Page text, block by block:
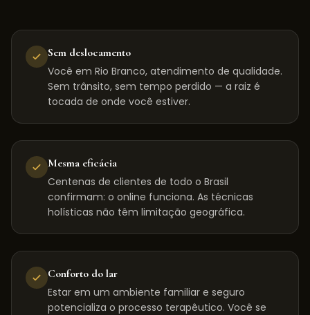
Sem deslocamento
Você em Rio Branco, atendimento de qualidade.
Sem trânsito, sem tempo perdido — a raiz é
tocada de onde você estiver.
Mesma eficácia
Centenas de clientes de todo o Brasil
confirmam: o online funciona. As técnicas
holísticas não têm limitação geográfica.
Conforto do lar
Estar em um ambiente familiar e seguro
potencializa o processo terapêutico. Você se